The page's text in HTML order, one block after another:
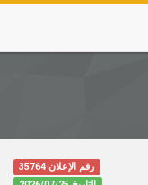
رقم الإعلان 35764